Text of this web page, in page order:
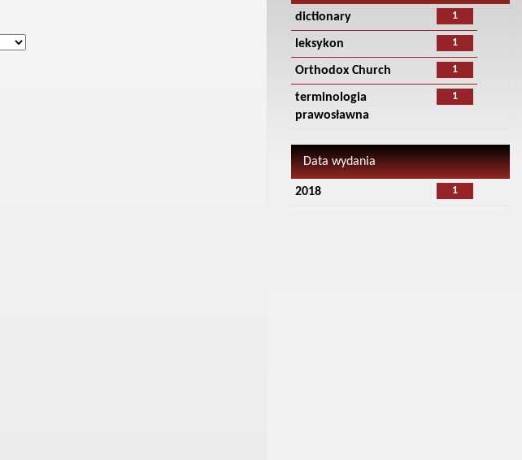
1
dictionary
1
leksykon
1
Orthodox Church
1
terminologia
prawosławna
Data wydania
1
2018